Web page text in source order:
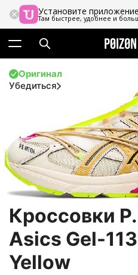
Установите
Там быстрее, удобнее и
Оригинал
Убедиться
Кроссовки
Asics Gel-
Yellow